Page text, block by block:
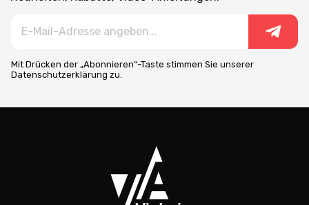
Mit Drücken der „Abonnieren“-Taste stimmen Sie unserer
Datenschutzerklärung zu.